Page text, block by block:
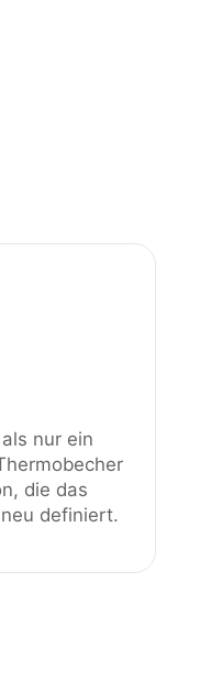
nur ein
die das
definiert.